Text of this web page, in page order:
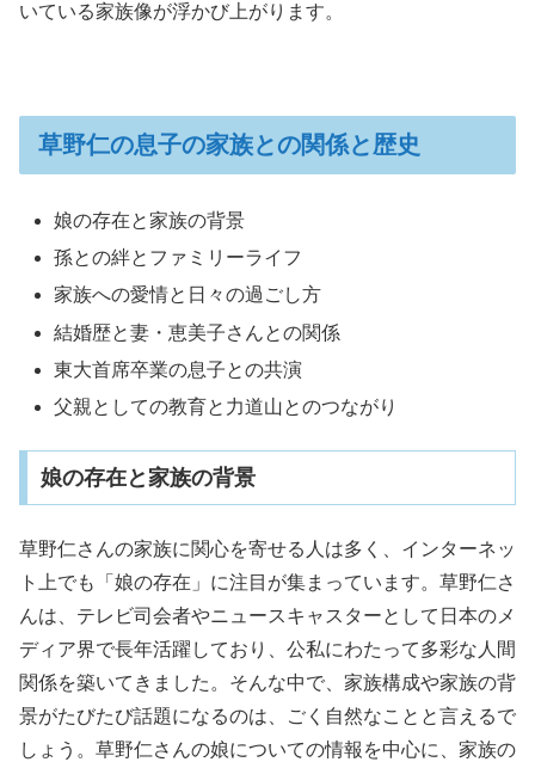
いている家族像が浮かび上がります。
草野仁の息子の家族との関係と歴史
娘の存在と家族の背景
孫との絆とファミリーライフ
家族への愛情と日々の過ごし方
結婚歴と妻・恵美子さんとの関係
東大首席卒業の息子との共演
父親としての教育と力道山とのつながり
娘の存在と家族の背景
草野仁さんの家族に関心を寄せる人は多く、インターネッ
ト上でも「娘の存在」に注目が集まっています。草野仁さ
んは、テレビ司会者やニュースキャスターとして日本のメ
ディア界で長年活躍しており、公私にわたって多彩な人間
関係を築いてきました。そんな中で、家族構成や家族の背
景がたびたび話題になるのは、ごく自然なことと言えるで
しょう。草野仁さんの娘についての情報を中心に、家族の